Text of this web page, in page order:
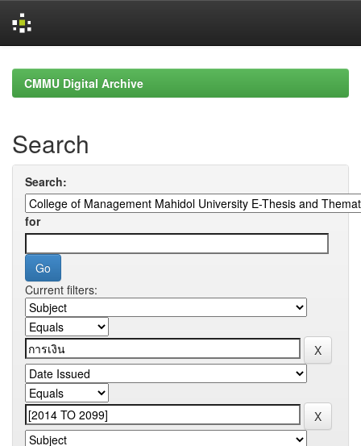
navigationCMMU Digital Archive
Search
Search:
for
Current filters: